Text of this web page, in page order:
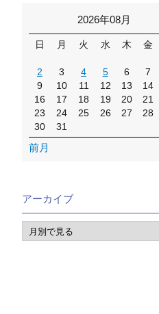
2026年08月
日 月 火 水 木 金
2
3 4 5 6 7
9
10 11 12 13 14
16
17 18 19 20 21
23
24 25 26 27 28
30
31
前月
アーカイブ